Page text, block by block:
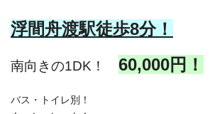
浮間舟渡駅徒歩8分！
南向きの1DK！ 60,000円！
バス・トイレ別！